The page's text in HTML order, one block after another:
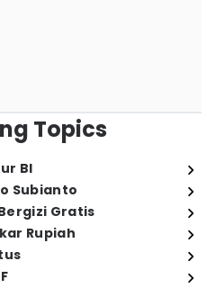
Topics
BI
Subianto
Gratis
Rupiah